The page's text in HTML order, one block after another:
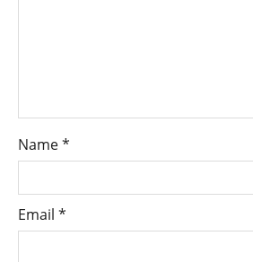
Name*
Email *